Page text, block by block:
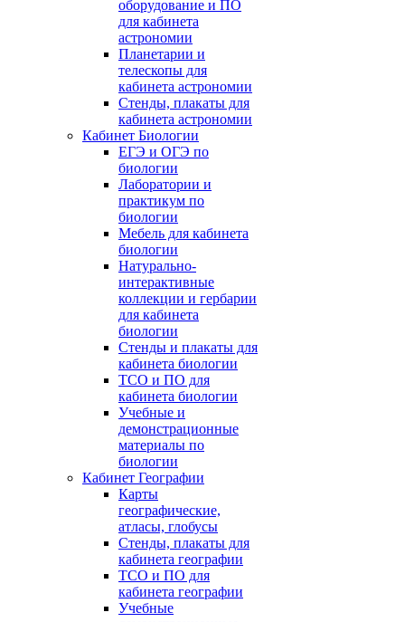
оборудование и ПО
для кабинета
астрономии
Планетарии и
телескопы для
кабинета астрономии
Стенды, плакаты для
кабинета астрономии
Кабинет Биологии
ЕГЭ и ОГЭ по
биологии
Лаборатории и
практикум по
биологии
Мебель для кабинета
биологии
Натурально-
интерактивные
коллекции и гербарии
для кабинета
биологии
Стенды и плакаты для
кабинета биологии
ТСО и ПО для
кабинета биологии
Учебные и
демонстрационные
материалы по
биологии
Кабинет Географии
Карты
географические,
атласы, глобусы
Стенды, плакаты для
кабинета географии
ТСО и ПО для
кабинета географии
Учебные